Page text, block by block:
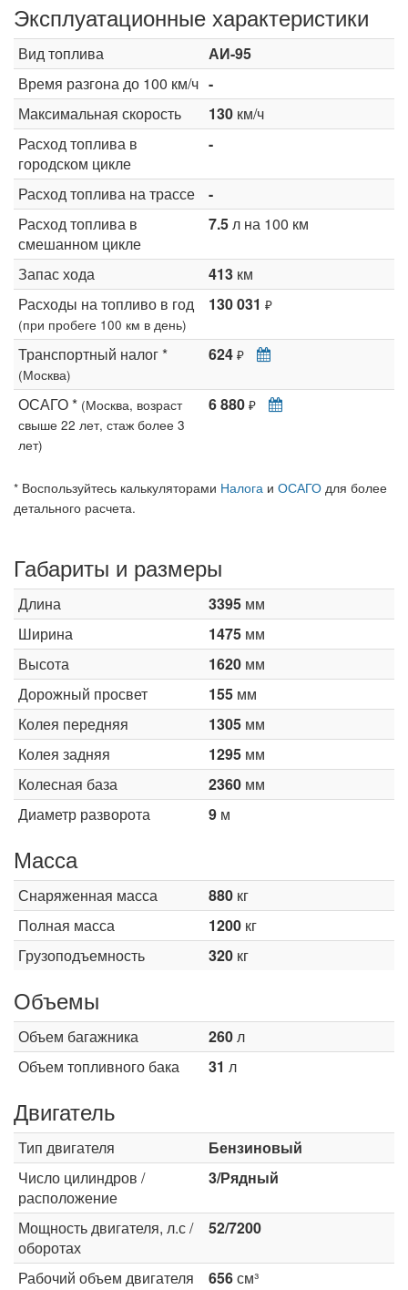
Эксплуатационные характеристики
Вид топлива
АИ-95
Время разгона до 100 км/ч -
Максимальная скорость
130 км/ч
Расход топлива в
городском цикле
-
Расход топлива на трассе
-
Расход топлива в
смешанном цикле
7.5л на 100 км
Запас хода 413 км
Расходы на топливо в год
(при пробеге 100 км в день)
130 031 ₽
Транспортный налог *
(Москва)
624 ₽
ОСАГО * (Москва, возраст
свыше 22 лет, стаж более 3
лет)
6 880 ₽
* Воспользуйтесь калькуляторами Налога и ОСАГО для более
детального расчета.
Габариты и размеры
Длина 3395 мм
Ширина
1475 мм
Высота
1620 мм
Дорожный просвет
155 мм
Колея передняя
1305 мм
Колея задняя
1295 мм
Колесная база
2360 мм
Диаметр разворота
9 м
Масса
Снаряженная масса 880 кг
Полная масса
1200 кг
Грузоподъемность
320 кг
Объемы
Объем багажника 260л
Объем топливного бака
31 л
Двигатель
Тип двигателя
Бензиновый
Число цилиндров /
расположение
3/Рядный
Мощность двигателя, л.с /
оборотах
52/7200
Рабочий объем двигателя 656см³